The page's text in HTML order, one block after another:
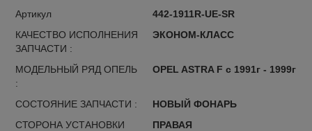
Артикул
442-1911R-UE-SR
КАЧЕСТВО ИСПОЛНЕНИЯ
ЗАПЧАСТИ :
ЭКОНОМ-КЛАСС
МОДЕЛЬНЫЙ РЯД ОПЕЛЬ
:
OPEL ASTRA F с 1991г - 1999г
СОСТОЯНИЕ ЗАПЧАСТИ :
НОВЫЙ ФОНАРЬ
СТОРОНА УСТАНОВКИ
ПРАВАЯ